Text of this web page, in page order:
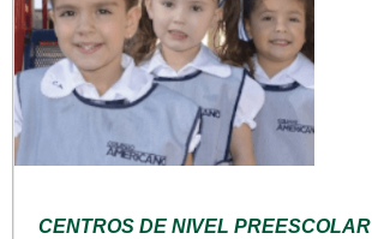
CENTROS DE NIVEL PREESCOLAR